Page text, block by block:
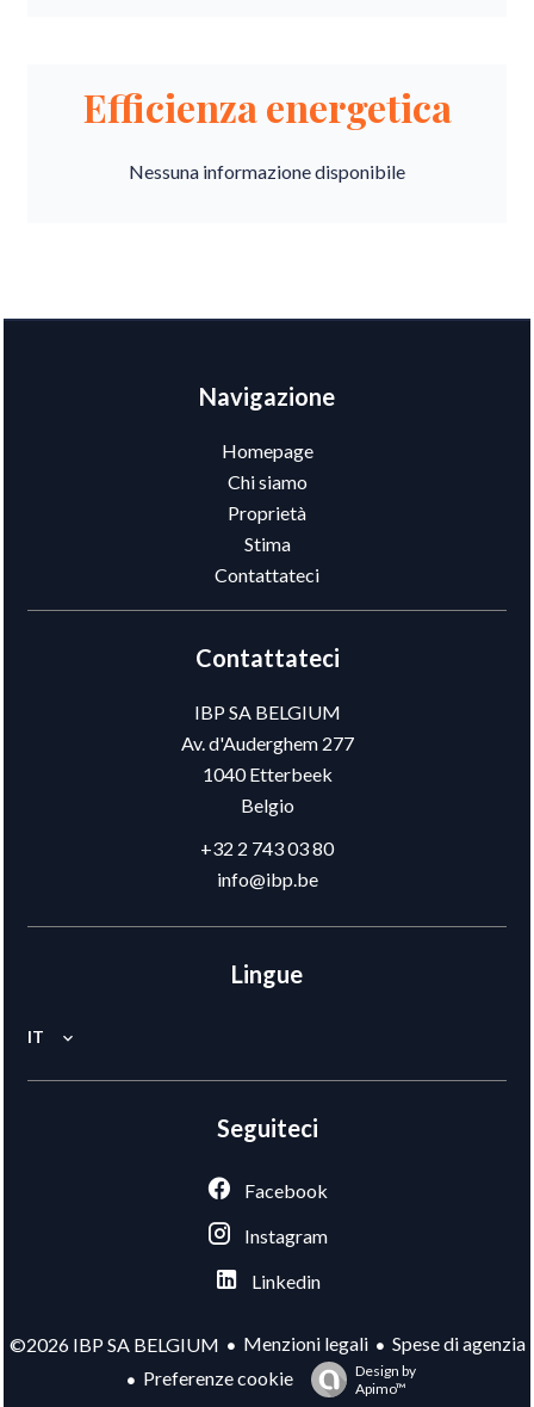
Efficienza energetica
Nessuna informazione disponibile
Navigazione
Homepage
Chi siamo
Proprietà
Stima
Contattateci
Contattateci
IBP SA BELGIUM
Av. d'Auderghem 277
1040Etterbeek
Belgio
+32 2 743 03 80
info@ibp.be
Lingue
IT
Seguiteci
Facebook
Instagram
Linkedin
©2026 IBP SA BELGIUM Menzioni legali
Spese di agenzia
Preferenze cookie
Design by
Apimo™